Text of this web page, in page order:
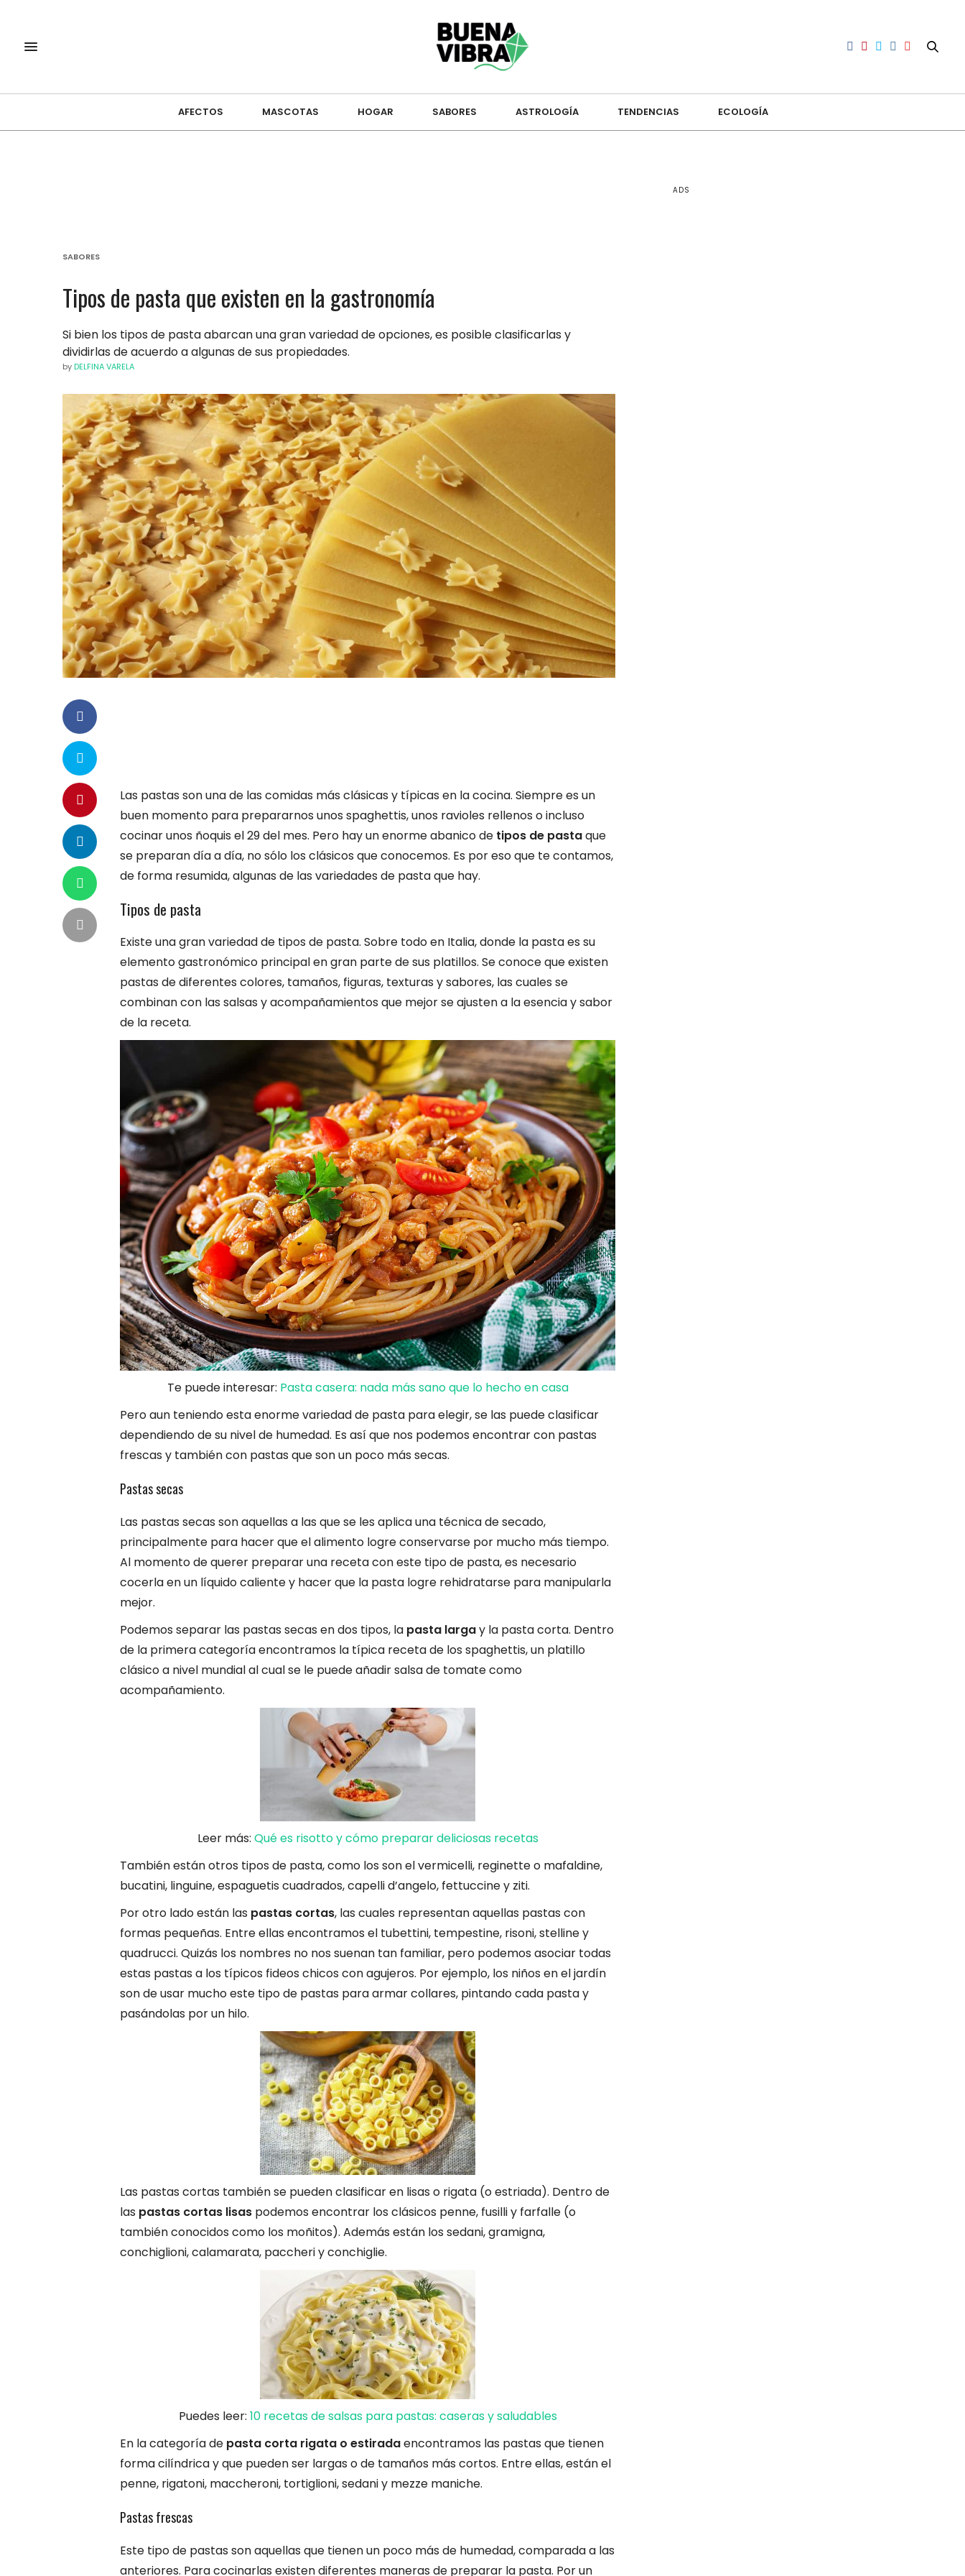
AFECTOS MASCOTAS HOGAR SABORES ASTROLOGÍA TENDENCIAS ECOLOGÍA
SABORES
Tipos de pasta que existen en la gastronomía
Si bien los tipos de pasta abarcan una gran variedad de opciones, es posible clasificarlas y
dividirlas de acuerdo a algunas de sus propiedades.
by DELFINA VARELA
Las pastas son una de las comidas más clásicas y típicas en la cocina. Siempre es un
buen momento para prepararnos unos spaghettis, unos ravioles rellenos o incluso
cocinar unos ñoquis el 29 del mes. Pero hay un enorme abanico de tipos de pastaque
se preparan día a día, no sólo los clásicos que conocemos. Es por eso que te contamos,
de forma resumida, algunas de las variedades de pasta que hay.
Tipos de pasta
Existe una gran variedad de tipos de pasta. Sobre todo en Italia, donde la pasta es su
elemento gastronómico principal en gran parte de sus platillos. Se conoce que existen
pastas de diferentes colores, tamaños, figuras, texturas y sabores, las cuales se
combinan con las salsas y acompañamientos que mejor se ajusten a la esencia y sabor
de la receta.
Te puede interesar: Pasta casera: nada más sano que lo hecho en casa
Pero aun teniendo esta enorme variedad de pasta para elegir, se las puede clasificar
dependiendo de su nivel de humedad. Es así que nos podemos encontrar con pastas
frescas y también con pastas que son un poco más secas.
Pastas secas
Las pastas secas son aquellas a las que se les aplica una técnica de secado,
principalmente para hacer que el alimento logre conservarse por mucho más tiempo.
Al momento de querer preparar una receta con este tipo de pasta, es necesario
cocerla en un líquido caliente y hacer que la pasta logre rehidratarse para manipularla
mejor.
Podemos separar las pastas secas en dos tipos, la pasta largay la pasta corta. Dentro
de la primera categoría encontramos la típica receta de los spaghettis, un platillo
clásico a nivel mundial al cual se le puede añadir salsa de tomate como
acompañamiento.
Leer más: Qué es risotto y cómo preparar deliciosas recetas
También están otros tipos de pasta, como los son el vermicelli, reginette o mafaldine,
bucatini, linguine, espaguetis cuadrados, capelli d’angelo, fettuccine y ziti.
Por otro lado están las pastas cortas, las cuales representan aquellas pastas con
formas pequeñas. Entre ellas encontramos el tubettini, tempestine, risoni, stelline y
quadrucci. Quizás los nombres no nos suenan tan familiar, pero podemos asociar todas
estas pastas a los típicos fideos chicos con agujeros. Por ejemplo, los niños en el jardín
son de usar mucho este tipo de pastas para armar collares, pintando cada pasta y
pasándolas por un hilo.
Las pastas cortas también se pueden clasificar en lisas o rigata (o estriada). Dentro de
las pastas cortas lisas podemos encontrar los clásicos penne, fusilli y farfalle (o
también conocidos como los moñitos). Además están los sedani, gramigna,
conchiglioni, calamarata, paccheri y conchiglie.
Puedes leer: 10 recetas de salsas para pastas: caseras y saludables
En la categoría de pasta corta rigata o estiradaencontramos las pastas que tienen
forma cilíndrica y que pueden ser largas o de tamaños más cortos. Entre ellas, están el
penne, rigatoni, maccheroni, tortiglioni, sedani y mezze maniche.
Pastas frescas
Este tipo de pastas son aquellas que tienen un poco más de humedad, comparada a las
anteriores. Para cocinarlas existen diferentes maneras de preparar la pasta. Por un
ADS